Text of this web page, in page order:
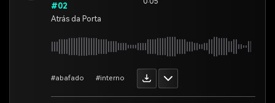
#02
Atrás da Porta
#abafado #interno